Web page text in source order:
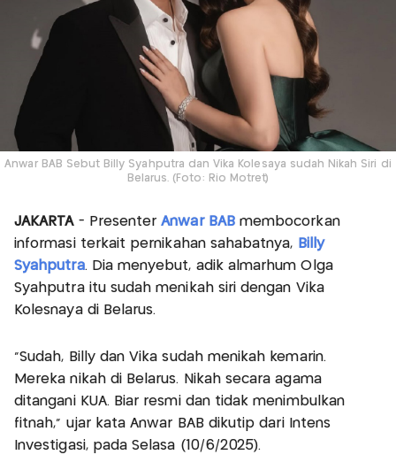
Anwar BAB Sebut Billy Syahputra dan Vika Kolesaya sudah Nikah Siri di
Belarus. (Foto: Rio Motret)
JAKARTA- PresenterAnwar BABmembocorkan
informasi terkait pernikahan sahabatnya, Billy
Syahputra. Dia menyebut, adik almarhum Olga
Syahputra itu sudah menikah siri dengan Vika
Kolesnaya di Belarus.
“Sudah, Billy dan Vika sudah menikah kemarin.
Mereka nikah di Belarus. Nikah secara agama
ditangani KUA. Biar resmi dan tidak menimbulkan
fitnah,” ujar kata Anwar BAB dikutip dari Intens
Investigasi, pada Selasa (10/6/2025).